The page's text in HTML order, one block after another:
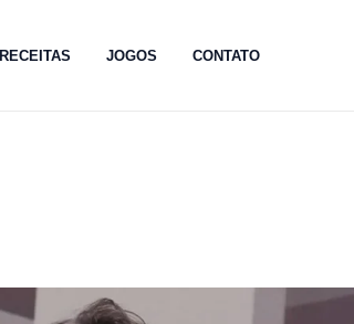
RECEITAS JOGOS CONTATO